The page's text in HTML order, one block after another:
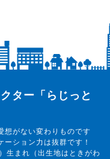
ター「らじっと
想がない変わりものです
ション力は抜群です！
生まれ（出生地はときがわ